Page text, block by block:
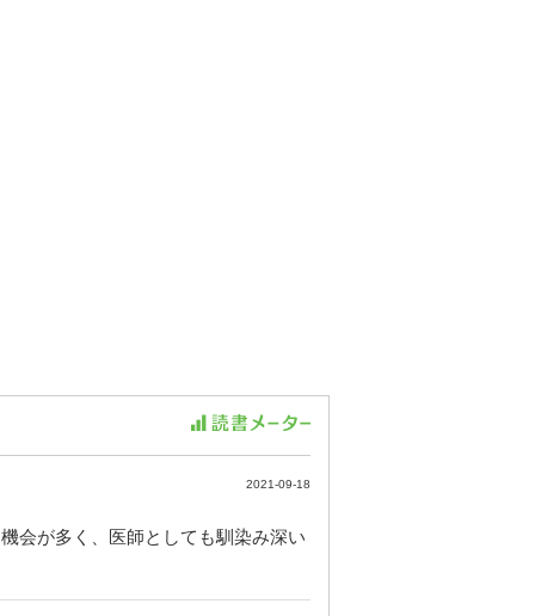
2021-09-18
会が多く、医師としても馴染み深い